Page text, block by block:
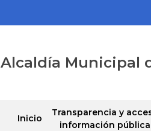
Alcaldía Municipal
Inicio
Transparencia y
información pública